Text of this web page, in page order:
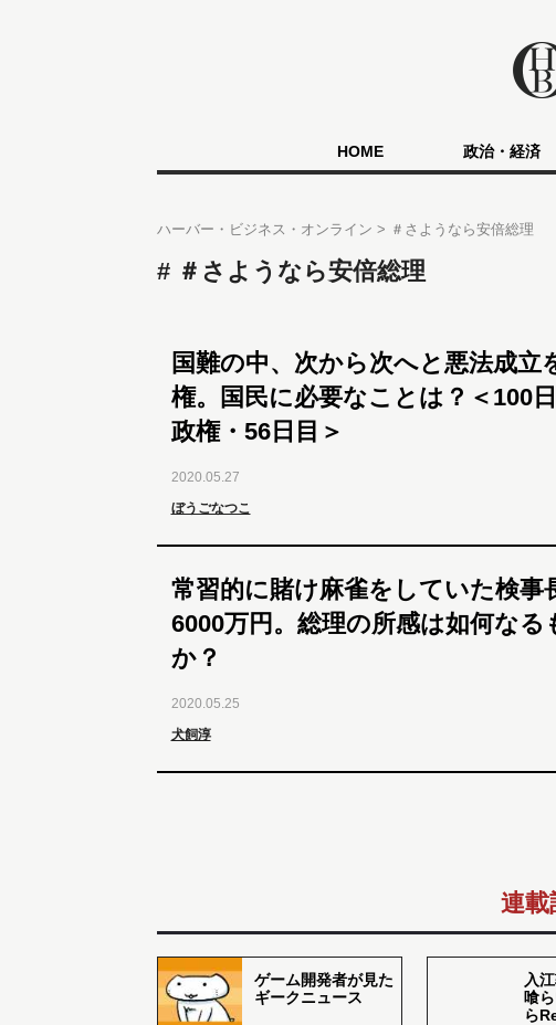
HOME 政治・経済
ハーバー・ビジネス・オンライン ＃さようなら安倍総理
＃さようなら安倍総理
国難の中、次から次へと悪法成立
権。国民に必要なことは？＜100
政権・56日目＞
2020.05.27
ぼうごなつこ
常習的に賭け麻雀をしていた検事
6000万円。総理の所感は如何なる
か？
2020.05.25
犬飼淳
連載
ゲーム開発者が見た
ギークニュース
入
喰
ら